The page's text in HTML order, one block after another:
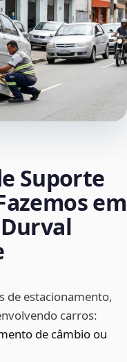
Suporte
em
de estacionamento,
carros:
de câmbio ou